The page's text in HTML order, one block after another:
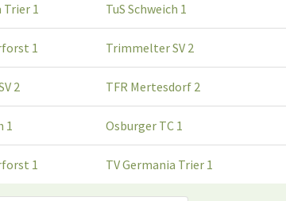
Trier 1 TuS Schweich 1
1 Trimmelter SV 2
2 TFR Mertesdorf 2
1 Osburger TC 1
1 TV Germania Trier 1